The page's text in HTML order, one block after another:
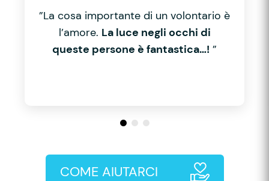
”La cosa importante di un volontario è
l’amore. La luce negli occhi di
queste persone è fantastica…! ”
COME AIUTARCI